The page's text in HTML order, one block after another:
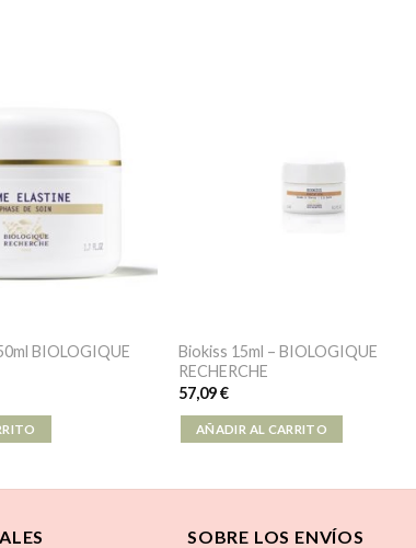
BIOLOGIQUE
Biokiss 15ml – BIOLOGIQUE
RECHERCHE
57,09€
AÑADIR AL CARRITO
SOBRE LOS ENVÍOS